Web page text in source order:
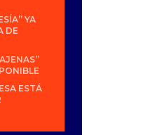
YA
DE
ESTÁ